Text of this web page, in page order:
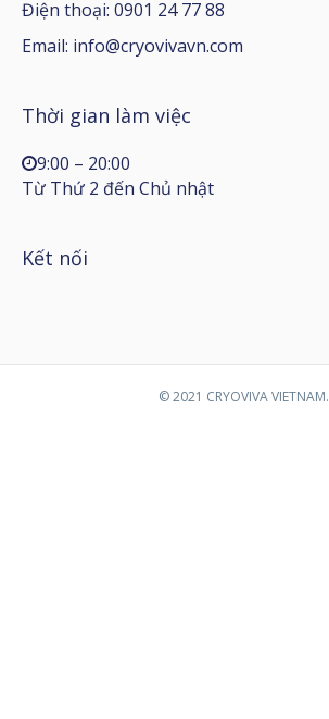
Điện thoại: 0901 24 77 88
Email: info@cryovivavn.com
Thời gian làm việc
9:00 – 20:00
Từ Thứ 2 đến Chủ nhật
Kết nối
© 2021 CRYOVIVA VIETNAM.